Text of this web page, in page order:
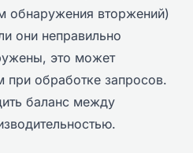
обнаружения вторжений)
они неправильно
это может
при обработке запросов.
баланс между